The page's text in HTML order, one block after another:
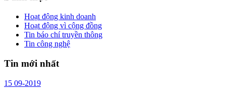
Hoạt động kinh doanh
Hoạt động vì cộng đồng
Tin báo chí truyền thông
Tin công nghệ
Tin mới nhất
15 09-2019